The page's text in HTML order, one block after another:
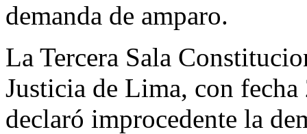
demanda de amparo.
La Tercera Sala
Justicia de Lima, con
declaró improcedente la